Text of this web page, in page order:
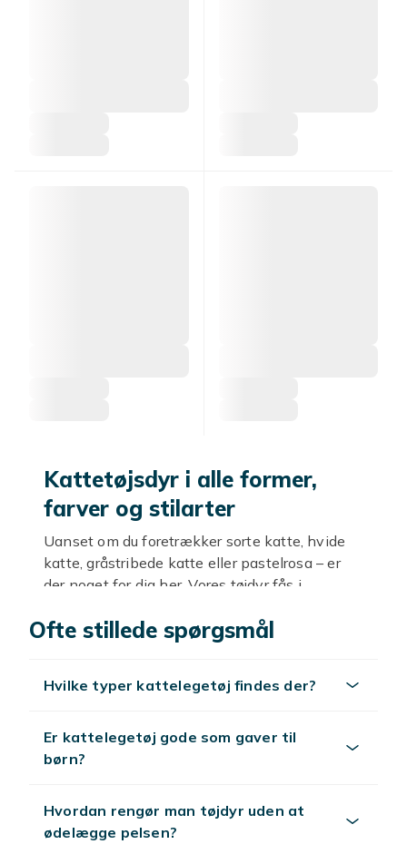
Kattetøjsdyr i alle former,
farver og stilarter
Uanset om du foretrækker sorte katte, hvide
katte, gråstribede katte eller pastelrosa – er
der noget for dig her. Vores tøjdyr fås i
Nogle er små og søde, perfekte at have med
Du finder også kawaii-inspirerede katte,
katte til dem, der ønsker noget med humor.
hygge og pynt
For børn er et kattetøjsdyr ofte en sikker ven
Ofte stillede spørgsmål
Hvilke typer kattelegetøj findes der?
Er kattelegetøj gode som gaver til
børn?
Hvordan rengør man tøjdyr uden at
ødelægge pelsen?